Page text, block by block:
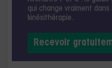
qui change vraiment
kinésithérapie.
Recevoir